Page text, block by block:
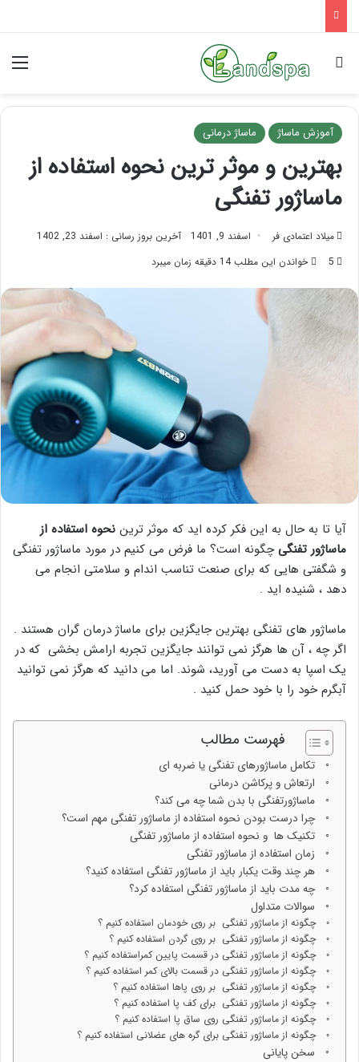
جستجو برای
آموزش ماساژ ماساژ درمانی
بهترین و موثر ترین نحوه استفاده از
ماساژور تفنگی
میلاد اعتمادی فر اسفند 9, 1401
آخرین بروز رسانی : اسفند 23, 1402
5
خواندن این مطلب 14 دقیقه زمان میبرد
آیا تا به حال به این فکر کرده اید که موثر ترین نحوه استفاده از
ماساژور تفنگیچگونه است؟ ما فرض می کنیم در مورد ماساژور تفنگی
و شگفتی هایی که برای صنعت تناسب اندام و سلامتی انجام می
دهد ، شنیده اید .
ماساژور های تفنگی بهترین جایگزین برای ماساژ درمان گران هستند .
اگر چه ، آن ها هرگز نمی توانند جایگزین تجربه ارامش بخشی که در
یک اسپا به دست می آورید، شوند. اما می دانید که هرگز نمی توانید
آبگرم خود را با خود حمل کنید .
فهرست مطالب
تکامل ماساژورهای تفنگی یا ضربه ای
ارتعاش و پرکاشن درمانی
ماساژورتفنگی با بدن شما چه می کند؟
چرا درست بودن نحوه استفاده از ماساژور تفنگی مهم است؟
تکنیک ها و نحوه استفاده از ماساژور تفنگی
زمان استفاده از ماساژور تفنگی
هر چند وقت یکبار باید از ماساژور تفنگی استفاده کنید؟
چه مدت باید از ماساژور تفنگی استفاده کرد؟
سوالات متداول
چگونه از ماساژور تفنگی بر روی خودمان استفاده کنیم ؟
چگونه از ماساژور تفنگی بر روی گردن استفاده کنیم ؟
چگونه از ماساژور تفنگی در قسمت پایین کمراستفاده کنیم ؟
چگونه از ماساژور تفنگی در قسمت بالای کمر استفاده کنیم ؟
چگونه از ماساژور تفنگی بر روی پاها استفاده کنیم ؟
چگونه از ماساژور تفنگی برای کف پا استفاده کنیم ؟
چگونه از ماساژور تفنگی روی ساق پا استفاده کنیم ؟
چگونه از ماساژور تفنگی برای گره های عضلانی استفاده کنیم ؟
سخن پایانی